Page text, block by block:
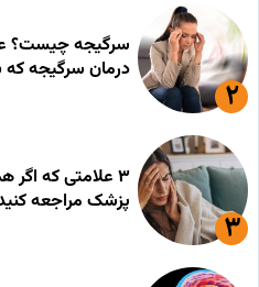
سرگیجه چیست؟
درمان سرگیجه که
۳ علامتی که اگر
پزشک مراجعه